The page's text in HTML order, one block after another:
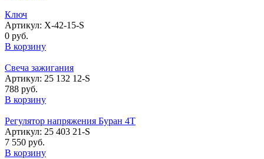
Ключ
Артикул: Х-42-15-S
0 руб.
В корзину
Свеча зажигания
Артикул: 25 132 12-S
788 руб.
В корзину
Регулятор напряжения Буран 4Т
Артикул: 25 403 21-S
7 550 руб.
В корзину